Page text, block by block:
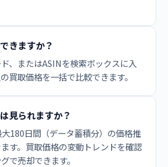
きますか？
、またはASINを検索ボックスに入
買取価格を一括で比較できます。
見られますか？
180日間（データ蓄積分）の価格推
す。買取価格の変動トレンドを確認
で売却できます。